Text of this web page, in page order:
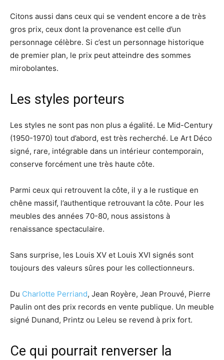
Citons aussi dans ceux qui se vendent encore a de très
gros prix, ceux dont la provenance est celle d’un
personnage célèbre. Si c’est un personnage historique
de premier plan, le prix peut atteindre des sommes
mirobolantes.
Les styles porteurs
Les styles ne sont pas non plus a égalité. Le Mid-Century
(1950-1970) tout d’abord, est très recherché. Le Art Déco
signé, rare, intégrable dans un intérieur contemporain,
conserve forcément une très haute côte.
Parmi ceux qui retrouvent la côte, il y a le rustique en
chêne massif, l’authentique retrouvant la côte. Pour les
meubles des années 70-80, nous assistons à
renaissance spectaculaire.
Sans surprise, les Louis XV et Louis XVI signés sont
toujours des valeurs sûres pour les collectionneurs.
Du Charlotte Perriand, Jean Royère, Jean Prouvé, Pierre
Paulin ont des prix records en vente publique. Un meuble
signé Dunand, Printz ou Leleu se revend à prix fort.
Ce qui pourrait renverser la